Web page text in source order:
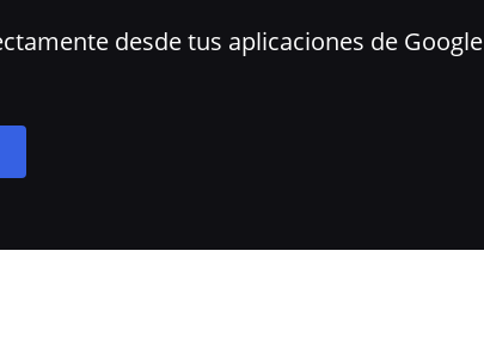
desde tus aplicaciones de Google